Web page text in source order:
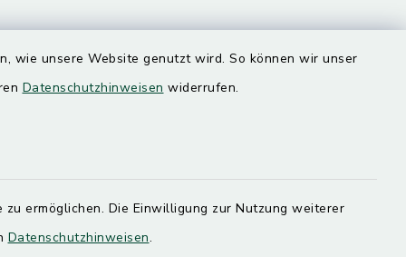
wie unsere Website genutzt wird. So können wir unser
Datenschutzhinweisen widerrufen.
ermöglichen. Die Einwilligung zur Nutzung weiterer
Datenschutzhinweisen.
Quicklinks
SoNNe e. V.